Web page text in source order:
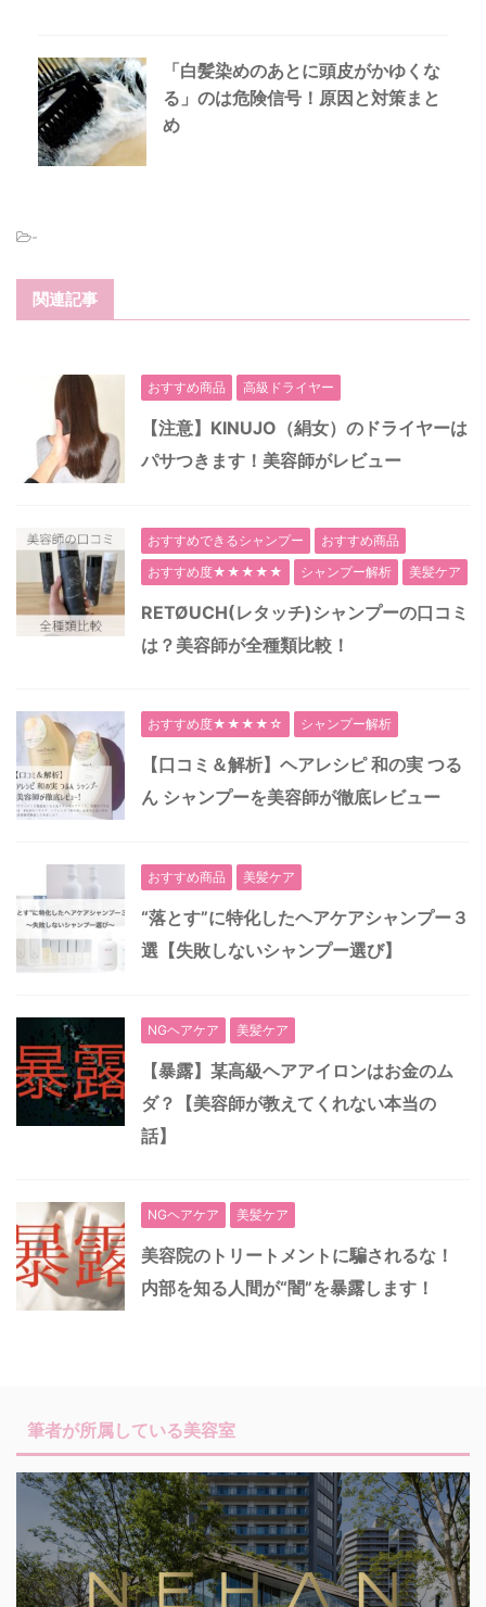
「白髪染めのあとに頭皮がかゆくな
る」のは危険信号！原因と対策まと
め
-
関連記事
おすすめ商品 高級ドライヤー
【注意】KINUJO（絹女）のドライヤーは
パサつきます！美容師がレビュー
おすすめできるシャンプー
おすすめ商品
おすすめ度★★★★★
シャンプー解析 美髪ケア
RETØUCH(レタッチ)シャンプーの口コミ
は？美容師が全種類比較！
おすすめ度★★★★☆ シャンプー解析
【口コミ＆解析】ヘアレシピ 和の実 つる
ん シャンプーを美容師が徹底レビュー
おすすめ商品 美髪ケア
“落とす”に特化したヘアケアシャンプー３
選【失敗しないシャンプー選び】
NGヘアケア 美髪ケア
【暴露】某高級ヘアアイロンはお金のム
ダ？【美容師が教えてくれない本当の
話】
NGヘアケア 美髪ケア
美容院のトリートメントに騙されるな！
内部を知る人間が“闇”を暴露します！
筆者が所属している美容室